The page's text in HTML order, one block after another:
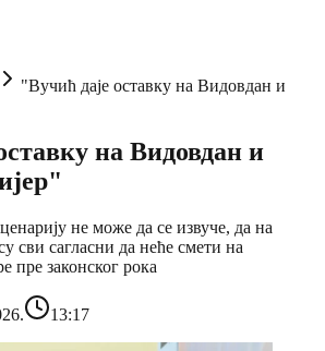
"Вучић даје оставку на Видовдан и
на Видовдан и
не може да се извуче, да на
сви сагласни да неће смети на
пре законског рока
13:17